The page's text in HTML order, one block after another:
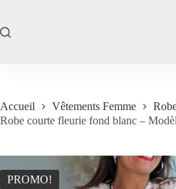
contenu
Accueil Vêtements Femme
Robe courte fleurie fond blanc –
PROMO!